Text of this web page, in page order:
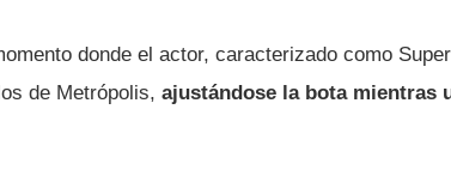
donde el actor, caracterizado como
de Metrópolis, ajustándose la bota mientras